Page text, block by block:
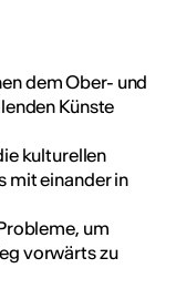
dem Ober- und
Künste
kulturellen
mit einander in
um
vorwärts zu